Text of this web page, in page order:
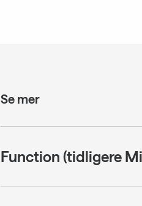
Se mer
Function (tidligere